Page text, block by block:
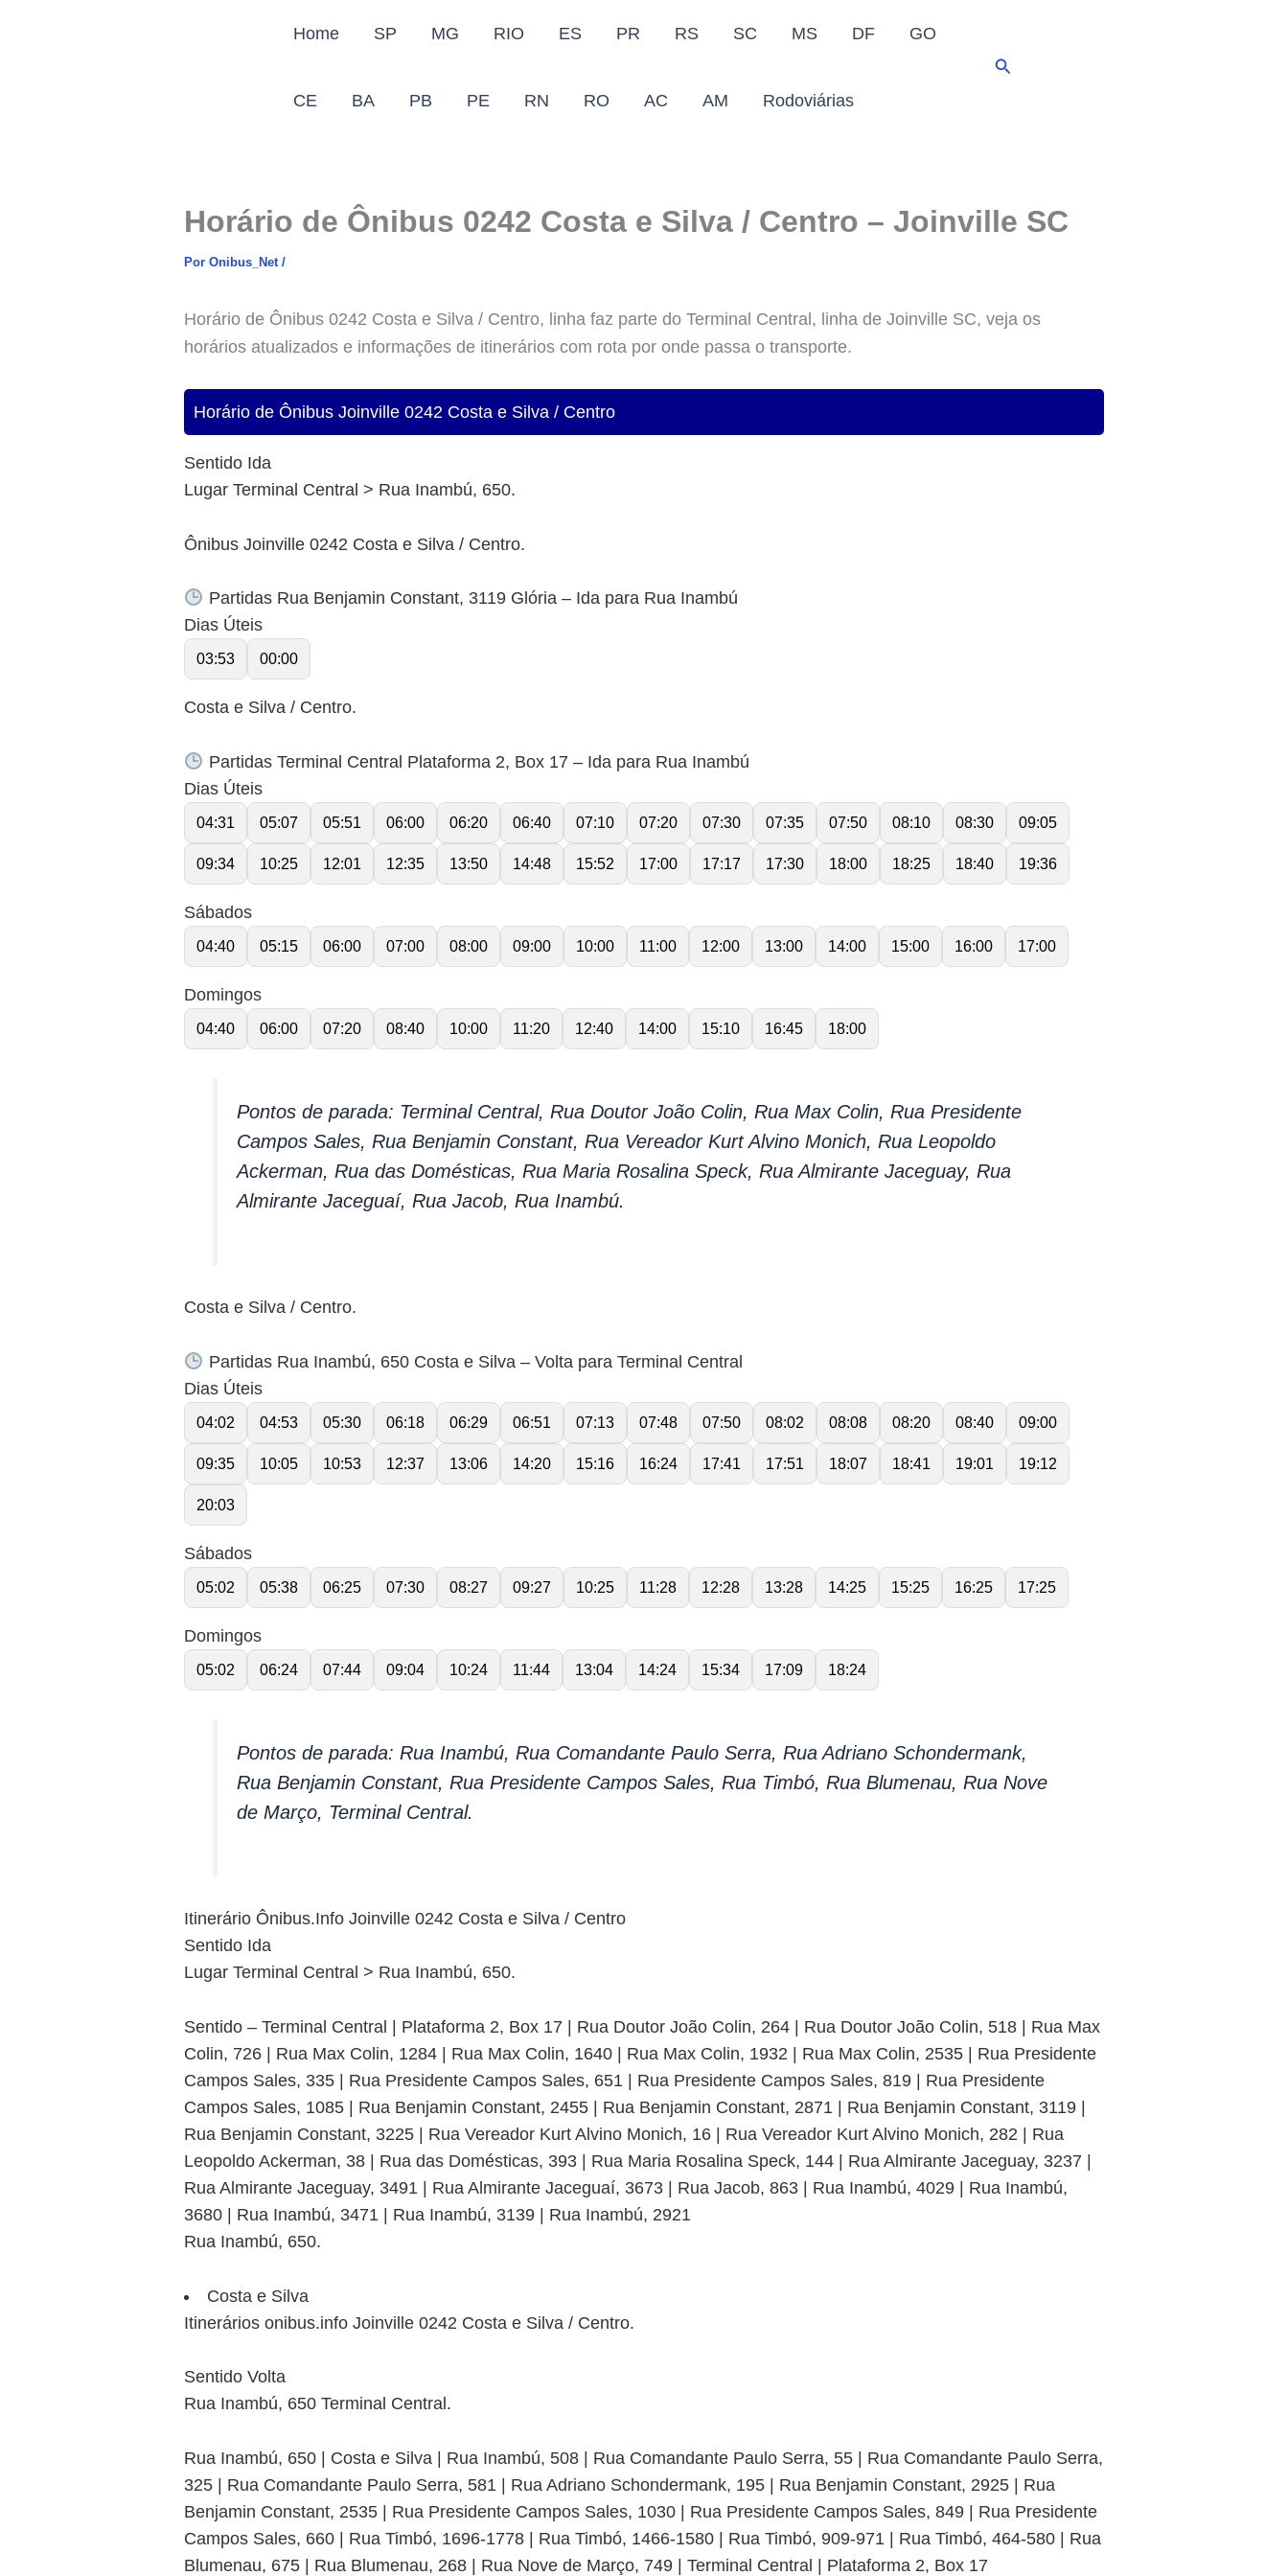
Home SP MG RIO ES PR RS SC MS DF GO
CE BA PB PE RN RO AC AM Rodoviárias
Pesquisar
Horário de Ônibus 0242 Costa e Silva / Centro – Joinville SC
Por Onibus_Net /
Horário de Ônibus 0242 Costa e Silva / Centro, linha faz parte do Terminal Central, linha de Joinville SC, veja os
horários atualizados e informações de itinerários com rota por onde passa o transporte.
Horário de Ônibus Joinville 0242 Costa e Silva / Centro
Sentido Ida
Lugar Terminal Central > Rua Inambú, 650.
Ônibus Joinville 0242 Costa e Silva / Centro.
Partidas Rua Benjamin Constant, 3119 Glória – Ida para Rua Inambú
Dias Úteis
03:53 00:00
Costa e Silva / Centro.
Partidas Terminal Central Plataforma 2, Box 17 – Ida para Rua Inambú
Dias Úteis
04:31 05:07 05:51 06:00 06:20 06:40 07:10 07:20 07:30 07:35 07:50 08:10 08:30 09:05
09:34 10:25 12:01 12:35 13:50 14:48 15:52 17:00 17:17 17:30 18:00 18:25 18:40 19:36
Sábados
04:40 05:15 06:00 07:00 08:00 09:00 10:00 11:00 12:00 13:00 14:00 15:00 16:00 17:00
Domingos
04:40 06:00 07:20 08:40 10:00 11:20 12:40 14:00 15:10 16:45 18:00
Pontos de parada: Terminal Central, Rua Doutor João Colin, Rua Max Colin, Rua Presidente
Campos Sales, Rua Benjamin Constant, Rua Vereador Kurt Alvino Monich, Rua Leopoldo
Ackerman, Rua das Domésticas, Rua Maria Rosalina Speck, Rua Almirante Jaceguay, Rua
Almirante Jaceguaí, Rua Jacob, Rua Inambú.
Costa e Silva / Centro.
Partidas Rua Inambú, 650 Costa e Silva – Volta para Terminal Central
Dias Úteis
04:02 04:53 05:30 06:18 06:29 06:51 07:13 07:48 07:50 08:02 08:08 08:20 08:40 09:00
09:35 10:05 10:53 12:37 13:06 14:20 15:16 16:24 17:41 17:51 18:07 18:41 19:01 19:12
20:03
Sábados
05:02 05:38 06:25 07:30 08:27 09:27 10:25 11:28 12:28 13:28 14:25 15:25 16:25 17:25
Domingos
05:02 06:24 07:44 09:04 10:24 11:44 13:04 14:24 15:34 17:09 18:24
Pontos de parada: Rua Inambú, Rua Comandante Paulo Serra, Rua Adriano Schondermank,
Rua Benjamin Constant, Rua Presidente Campos Sales, Rua Timbó, Rua Blumenau, Rua Nove
de Março, Terminal Central.
Itinerário Ônibus.Info Joinville 0242 Costa e Silva / Centro
Sentido Ida
Lugar Terminal Central > Rua Inambú, 650.
Sentido – Terminal Central | Plataforma 2, Box 17 | Rua Doutor João Colin, 264 | Rua Doutor João Colin, 518 | Rua Max
Colin, 726 | Rua Max Colin, 1284 | Rua Max Colin, 1640 | Rua Max Colin, 1932 | Rua Max Colin, 2535 | Rua Presidente
Campos Sales, 335 | Rua Presidente Campos Sales, 651 | Rua Presidente Campos Sales, 819 | Rua Presidente
Campos Sales, 1085 | Rua Benjamin Constant, 2455 | Rua Benjamin Constant, 2871 | Rua Benjamin Constant, 3119 |
Rua Benjamin Constant, 3225 | Rua Vereador Kurt Alvino Monich, 16 | Rua Vereador Kurt Alvino Monich, 282 | Rua
Leopoldo Ackerman, 38 | Rua das Domésticas, 393 | Rua Maria Rosalina Speck, 144 | Rua Almirante Jaceguay, 3237 |
Rua Almirante Jaceguay, 3491 | Rua Almirante Jaceguaí, 3673 | Rua Jacob, 863 | Rua Inambú, 4029 | Rua Inambú,
3680 | Rua Inambú, 3471 | Rua Inambú, 3139 | Rua Inambú, 2921
Rua Inambú, 650.
Costa e Silva
Itinerários onibus.info Joinville 0242 Costa e Silva / Centro.
Sentido Volta
Rua Inambú, 650 Terminal Central.
Rua Inambú, 650 | Costa e Silva | Rua Inambú, 508 | Rua Comandante Paulo Serra, 55 | Rua Comandante Paulo Serra,
325 | Rua Comandante Paulo Serra, 581 | Rua Adriano Schondermank, 195 | Rua Benjamin Constant, 2925 | Rua
Benjamin Constant, 2535 | Rua Presidente Campos Sales, 1030 | Rua Presidente Campos Sales, 849 | Rua Presidente
Campos Sales, 660 | Rua Timbó, 1696-1778 | Rua Timbó, 1466-1580 | Rua Timbó, 909-971 | Rua Timbó, 464-580 | Rua
Blumenau, 675 | Rua Blumenau, 268 | Rua Nove de Março, 749 | Terminal Central | Plataforma 2, Box 17